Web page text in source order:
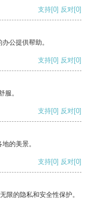
支持[0] 反对[0]
公提供帮助。
支持[0] 反对[0]
服。
支持[0] 反对[0]
的美景。
支持[0] 反对[0]
限的隐私和安全性保护。